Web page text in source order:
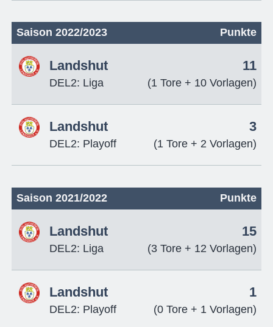
Saison 2022/2023 Punkte
Landshut
DEL2: Liga
11
(1 Tore + 10 Vorlagen)
Landshut
DEL2: Playoff
3
(1 Tore + 2 Vorlagen)
Saison 2021/2022 Punkte
Landshut
DEL2: Liga
15
(3 Tore + 12 Vorlagen)
Landshut
DEL2: Playoff
1
(0 Tore + 1 Vorlagen)